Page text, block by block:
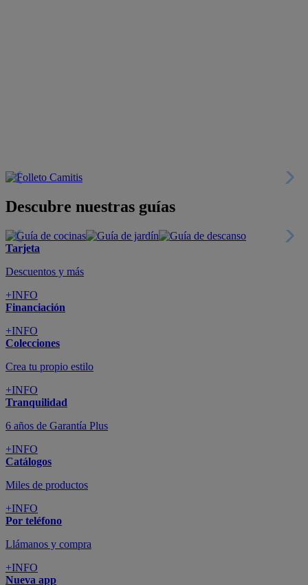
Descubre nuestras guías
Tarjeta
Descuentos y más
+INFO
Financiación
+INFO
Colecciones
Crea tu propio estilo
+INFO
Tranquilidad
6 años de Garantía Plus
+INFO
Catálogos
Miles de productos
+INFO
Por teléfono
Llámanos y compra
+INFO
Nueva app